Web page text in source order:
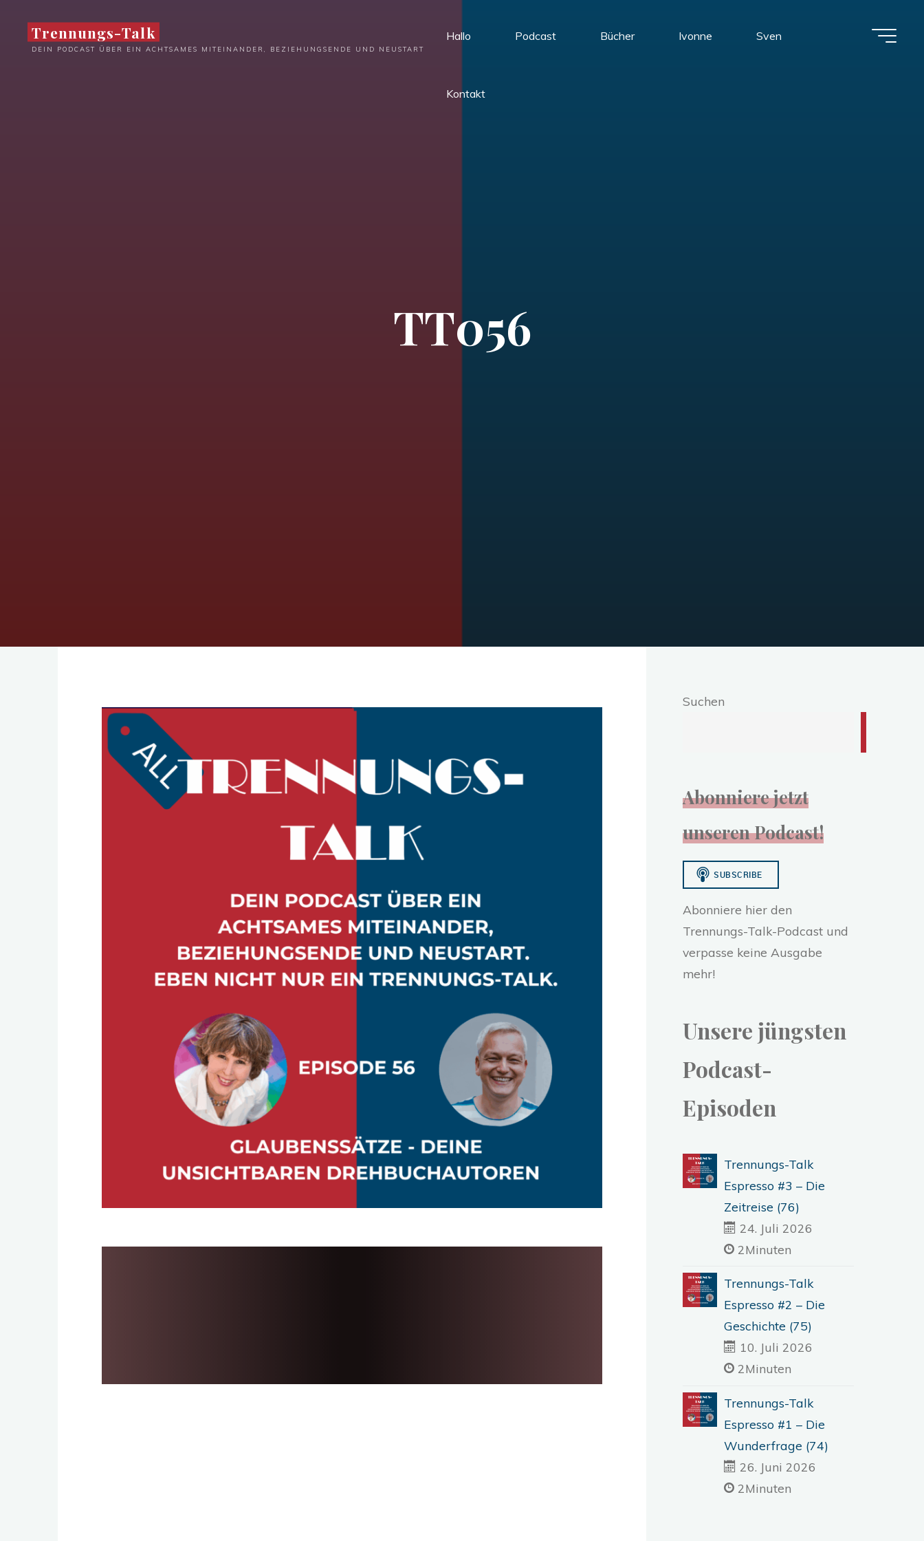
springen
Trennungs-Talk
DEIN PODCAST ÜBER EIN ACHTSAMES MITEINANDER, BEZIEHUNGSENDE UND NEUSTART
Hallo Podcast Bücher Ivonne Sven
Kontakt
TT056
Suchen
Abonniere jetzt
unseren Podcast!
Abonniere hier den
Trennungs-Talk-Podcast und
verpasse keine Ausgabe
mehr!
Unsere jüngsten
Podcast-
Episoden
Trennungs-Talk
Espresso #3 – Die
Zeitreise (76)
24. Juli 2026
2Minuten
Trennungs-Talk
Espresso #2 – Die
Geschichte (75)
10. Juli 2026
2Minuten
Trennungs-Talk
Espresso #1 – Die
Wunderfrage (74)
26. Juni 2026
2Minuten